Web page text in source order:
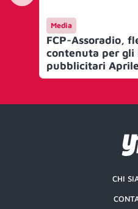
Media
FCP-Assoradio,
contenuta per
pubblicitari
CHI